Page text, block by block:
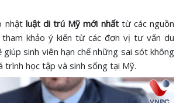
nhậtluật di trú Mỹ mới nhất từ các nguồn
tham khảo ý kiến từ các đơn vị tư vấn du
giúp sinh viên hạn chế những sai sót không
trình học tập và sinh sống tại Mỹ.